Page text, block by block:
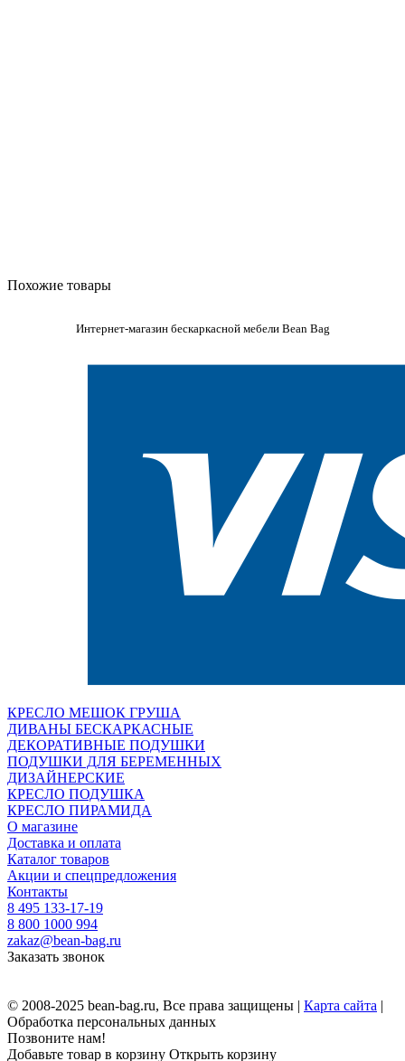
Похожие товары
Интернет-магазин бескаркасной мебели Bean Bag
КРЕСЛО МЕШОК ГРУША
ДИВАНЫ БЕСКАРКАСНЫЕ
ДЕКОРАТИВНЫЕ ПОДУШКИ
ПОДУШКИ ДЛЯ БЕРЕМЕННЫХ
ДИЗАЙНЕРСКИЕ
КРЕСЛО ПОДУШКА
КРЕСЛО ПИРАМИДА
О магазине
Доставка и оплата
Каталог товаров
Акции и спецпредложения
Контакты
8 495 133-17-19
8 800 1000 994
zakaz@bean-bag.ru
Заказать звонок
© 2008-2025 bean-bag.ru, Все права защищены | Карта сайта |
Обработка персональных данных
Позвоните нам!
Добавьте товар в корзину Открыть корзину